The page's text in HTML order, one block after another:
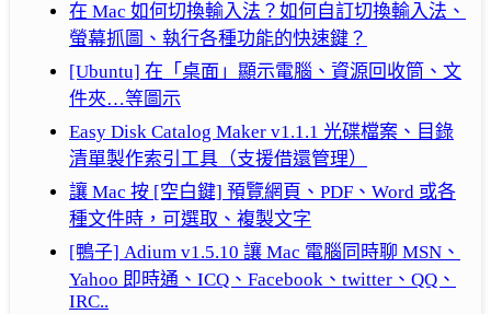
在 Mac 如何切換輸入法？如何自訂切換輸入法、
螢幕抓圖、執行各種功能的快速鍵？
[Ubuntu] 在「桌面」顯示電腦、資源回收筒、文
件夾…等圖示
Easy Disk Catalog Maker v1.1.1 光碟檔案、目錄
清單製作索引工具（支援借還管理）
讓 Mac 按 [空白鍵] 預覽網頁、PDF、Word 或各
種文件時，可選取、複製文字
[鴨子] Adium v1.5.10 讓 Mac 電腦同時聊 MSN、
Yahoo 即時通、ICQ、Facebook、twitter、QQ、
IRC..